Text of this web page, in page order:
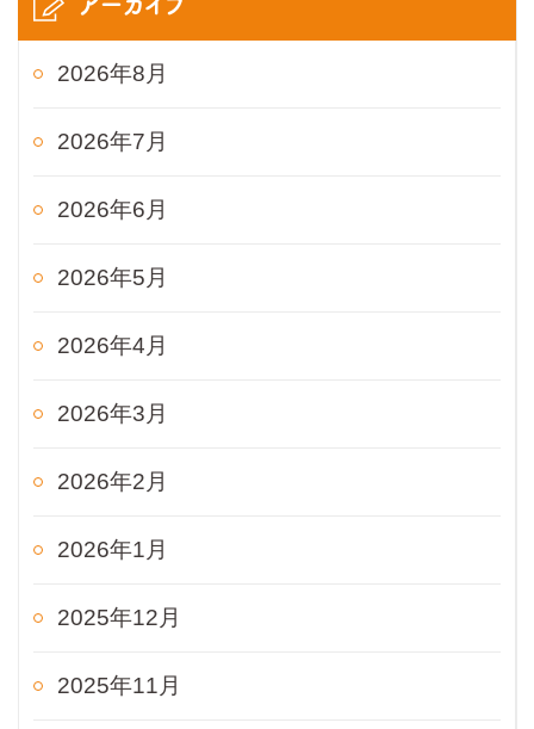
2026年8月
2026年7月
2026年6月
2026年5月
2026年4月
2026年3月
2026年2月
2026年1月
2025年12月
2025年11月